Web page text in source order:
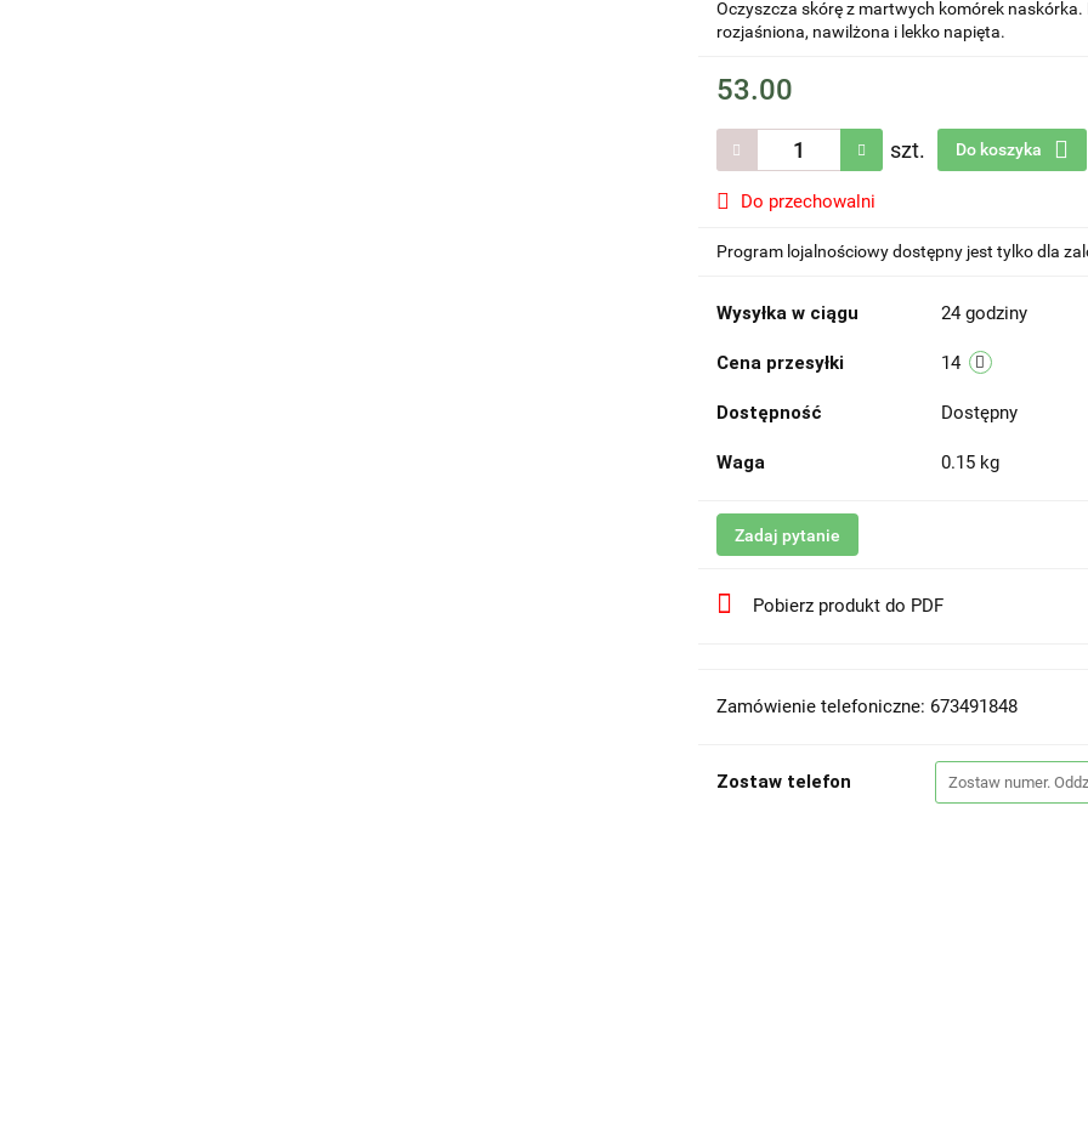
Oczyszcza skórę z martwych komórek
rozjaśniona, nawilżona i lekko napięta.
53.00
szt. Do koszyka
Do przechowalni
Program lojalnościowy dostępny jest tylko dla
Wysyłka w ciągu 24 godziny
Cena przesyłki 14
Dostępność Dostępny
Waga 0.15 kg
Zadaj pytanie
Pobierz produkt do PDF
Zamówienie telefoniczne: 673491848
Zostaw telefon